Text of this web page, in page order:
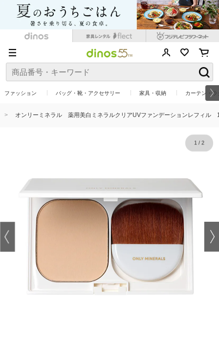
ファッション バッグ・靴・アクセサリー 家具・収納 カーテン・
オンリーミネラル 薬用美白ミネラルクリアUVファンデーションレフィル
1/ 2